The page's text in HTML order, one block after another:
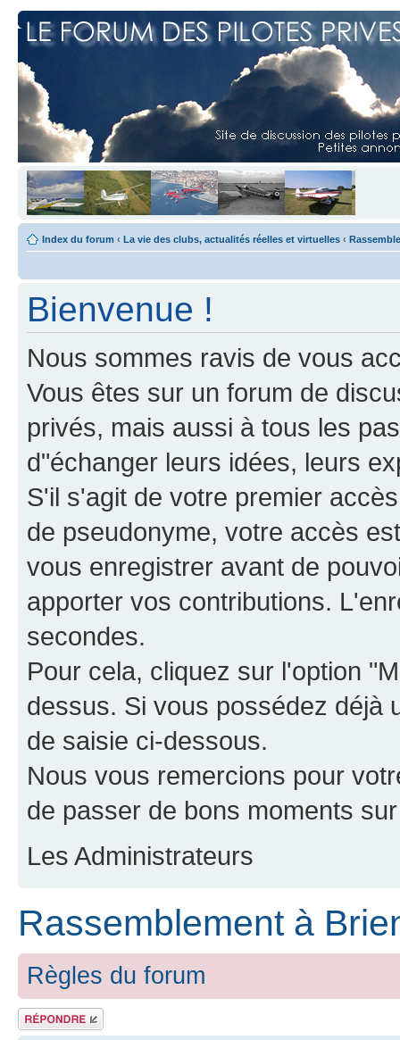
Index du forum ‹ La vie des clubs, actualités réelles et virtuelles ‹
Bienvenue !
Nous sommes ravis de vous
Vous êtes sur un forum de
privés, mais aussi à tous les
d"échanger leurs idées, leurs
S'il s'agit de votre premier
de pseudonyme, votre accès
vous enregistrer avant de
apporter vos contributions.
secondes.
Pour cela, cliquez sur l'option
dessus. Si vous possédez déjà
de saisie ci-dessous.
Nous vous remercions pour
de passer de bons moments
Les Administrateurs
Rassemblement à
Règles du forum
Répondre